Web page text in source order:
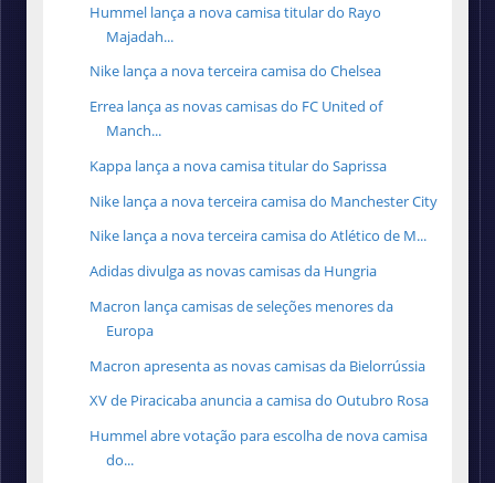
Hummel lança a nova camisa titular do Rayo
Majadah...
Nike lança a nova terceira camisa do Chelsea
Errea lança as novas camisas do FC United of
Manch...
Kappa lança a nova camisa titular do Saprissa
Nike lança a nova terceira camisa do Manchester City
Nike lança a nova terceira camisa do Atlético de M...
Adidas divulga as novas camisas da Hungria
Macron lança camisas de seleções menores da
Europa
Macron apresenta as novas camisas da Bielorrússia
XV de Piracicaba anuncia a camisa do Outubro Rosa
Hummel abre votação para escolha de nova camisa
do...